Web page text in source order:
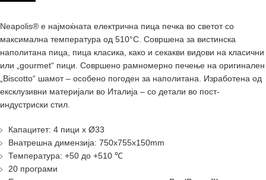
Neapolis® e најмоќната електрична пица печка во светот со
максимална температура од 510°C. Совршена за вистинска
наполитана пица, пица класика, како и секакви видови на класични
или „gourmet“ пици. Совршено рамномерно печење на оригинален
„Biscotto“ шамот – особено погоден за наполитана. Изработена од
ексклузивни материјали во Италија – со детали во пост-
индустриски стил.
Капацитет: 4 пици x Ø33
Внатрешна димензија: 750x755x150mm
Температура: +50 до +510 ℃
20 програми